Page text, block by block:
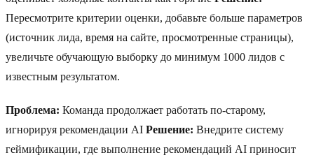
Пересмотрите критерии оценки, добавьте больше параметров
(источник лида, время на сайте, просмотренные страницы),
увеличьте обучающую выборку до минимум 1000 лидов с
известным результатом.
Проблема: Команда продолжает работать по-старому,
игнорируя рекомендации AI Решение: Внедрите систему
геймификации, где выполнение рекомендаций AI приносит